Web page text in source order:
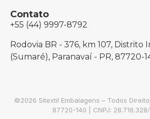
Contato
+55 (44) 9997-8792
Rodovia BR - 376, km 107, Distrito
(Sumaré), Paranavaí - PR, 87720-
©2026 Sitextil Embalagens – Todos
87720-140 | CNPJ: